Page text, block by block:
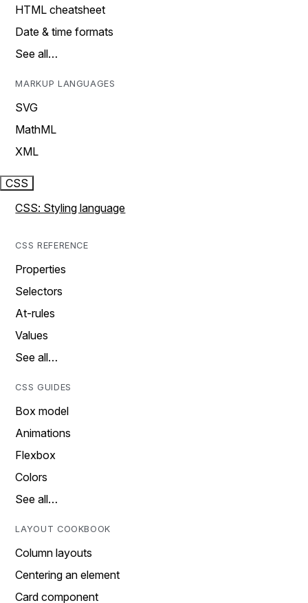
HTML cheatsheet
Date & time formats
See all…
MARKUP LANGUAGES
SVG
MathML
XML
CSS
CSS: Styling language
CSS REFERENCE
Properties
Selectors
At-rules
Values
See all…
CSS GUIDES
Box model
Animations
Flexbox
Colors
See all…
LAYOUT COOKBOOK
Column layouts
Centering an element
Card component